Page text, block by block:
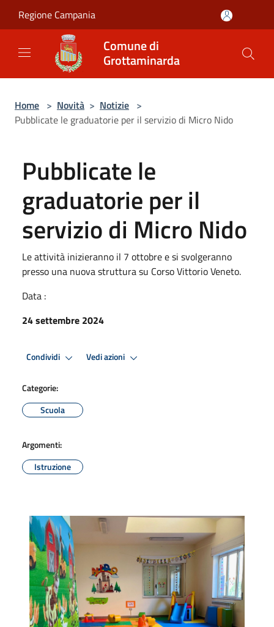
Regione Campania
Comune di
Grottaminarda
Home > Novità > Notizie >
Pubblicate le graduatorie per il servizio di Micro Nido
Pubblicate le
graduatorie per il
servizio di Micro Nido
Le attività inizieranno il 7 ottobre e si svolgeranno
presso una nuova struttura su Corso Vittorio Veneto.
Data :
24 settembre 2024
Condividi Vedi azioni
Categorie:
Scuola
Argomenti:
Istruzione